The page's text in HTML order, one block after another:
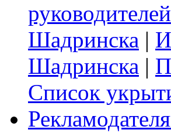
руководителей
Шадринска |
Шадринска |
Список